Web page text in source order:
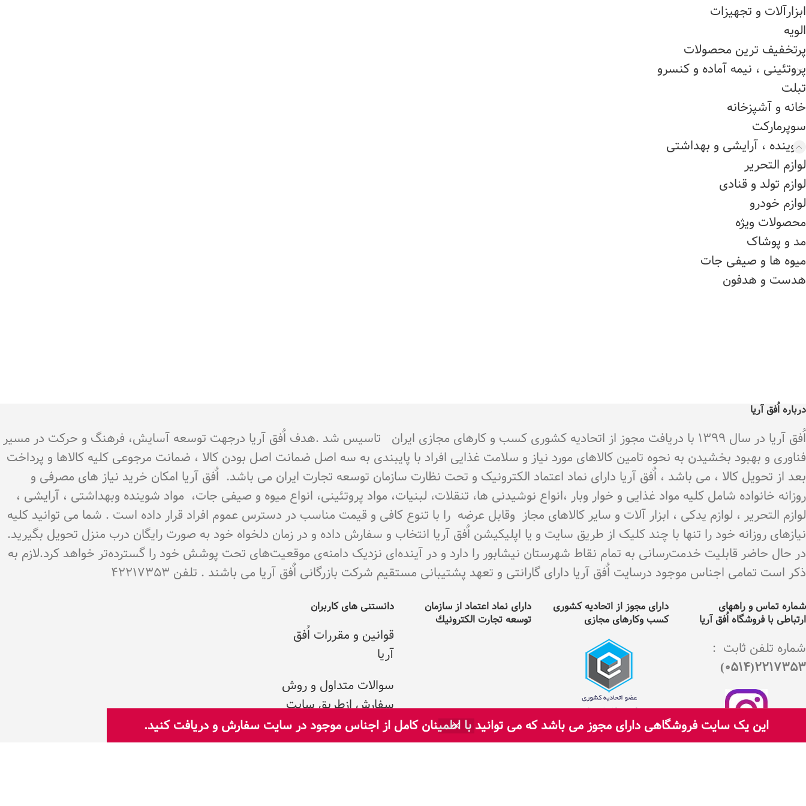
این یک سایت فروشگاهی دارای مجوز می باشد که می توانید با اطمینان کامل از اجناس موجود در سایت سفارش و دریافت کنید.
ابزارآلات و تجهیزات
الویه
پرتخفیف ترین محصولات
پروتئینی ، نیمه آماده و کنسرو
تبلت
خانه و آشپزخانه
سوپرمارکت
شوینده ، آرایشی و بهداشتی
لوازم التحریر
لوازم تولد و قنادی
لوازم خودرو
محصولات ویژه
مد و پوشاک
میوه ها و صیفی جات
هدست و هدفون
درباره اُفق آریا
اُفق آریا در سال 1399 با دریافت مجوز از اتحادیه کشوری کسب و کارهای مجازی ایران تاسیس شد .هدف اٌفق آریا درجهت توسعه آسایش، فرهنگ و حرکت در مسیر
فناوری و بهبود بخشیدن به نحوه تامین کالاهای مورد نیاز و سلامت غذایی افراد با پایبندی به سه اصل ضمانت اصل بودن کالا ، ضمانت مرجوعی کلیه کالاها و پرداخت
بعد از تحویل کالا ، می باشد ، اٌفق آریا دارای نماد اعتماد الکترونیک و تحت نظارت سازمان توسعه تجارت ایران می باشد. اٌفق آریا امکان خرید نیاز های مصرفی و
روزانه خانواده شامل کلیه مواد غذایی و خوار وبار ،انواع نوشیدنی ها، تنقلات، لبنیات، مواد پروتئینی، انواع میوه و صیفی جات، مواد شوینده وبهداشتی ، آرایشی ،
لوازم التحریر ، لوازم یدکی ، ابزار آلات و سایر کالاهای مجاز وقابل عرضه را با تنوع کافی و قیمت مناسب در دسترس عموم افراد قرار داده است . شما می توانید کلیه
نیازهای روزانه خود را تنها با چند کلیک از طریق سایت و یا اپلیکیشن اٌفق آریا انتخاب و سفارش داده و در زمان دلخواه خود به صورت رایگان درب منزل تحویل بگیرید.
در حال حاضر قابلیت خدمت‌رسانی به تمام نقاط شهرستان نیشابور را دارد و در آینده‌ای نزدیک دامنه‌ی موقعیت‌های تحت پوشش خود را گسترده‌تر خواهد کرد.لازم به
ذکر است تمامی اجناس موجود درسایت اٌفق آریا دارای گارانتی و تعهد پشتیبانی مستقیم شرکت بازرگانی اٌفق آریا می باشند . تلفن 42217353
شماره تماس و راههای
ارتباطی با فروشگاه اُفق آریا
شماره تلفن ثابت :
2217353(0514)
اینستگرام
دارای مجوز از اتحادیه کشوری
کسب وکارهای مجازی
دارای نماد اعتماد از سازمان
توسعه تجارت الکترونيك
دانستنی های کاربران
قوانین و مقررات اُفق
آریا
سوالات متداول و روش
سفارش ازطریق سایت
سوالات متداول و روش